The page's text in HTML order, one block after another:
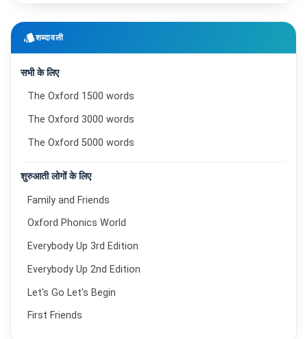
styleशब्दावली
सभी के लिए
The Oxford 1500 words
The Oxford 3000 words
The Oxford 5000 words
शुरुआती लोगों के लिए
Family and Friends
Oxford Phonics World
Everybody Up 3rd Edition
Everybody Up 2nd Edition
Let's Go Let's Begin
First Friends